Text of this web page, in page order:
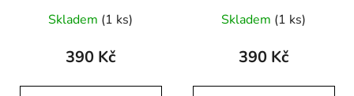
Skladem (1 ks)
390 Kč
Skladem (1 ks)
390 Kč